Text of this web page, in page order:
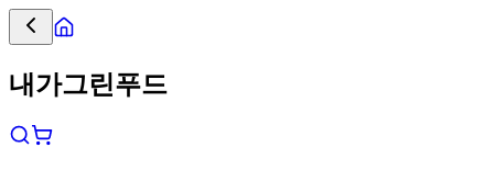
내가그린푸드